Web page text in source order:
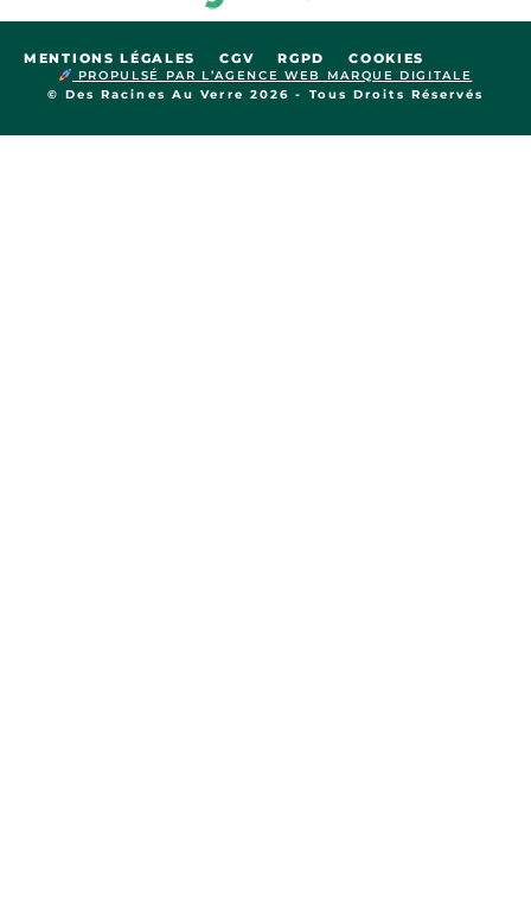
© Des Racines Au Verre 2026 - Tous Droits Réservés
PROPULSÉ PAR L’AGENCE WEB MARQUE DIGITALE
MENTIONS LÉGALES CGV RGPD COOKIES